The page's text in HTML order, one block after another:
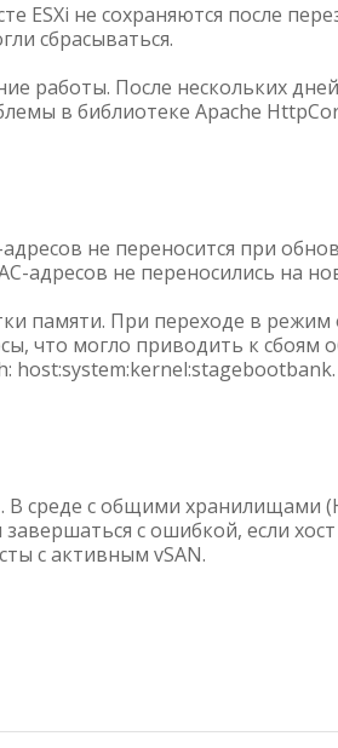
ESXi не сохраняются после
сбрасываться.
работы. После нескольких
в библиотеке Apache
не переносится при
адресов не переносились на
памяти. При переходе в режим
что могло приводить к сбоям
host:system:kernel:stagebootbank.
В среде с общими хранилищами
с ошибкой, если
с активным vSAN.